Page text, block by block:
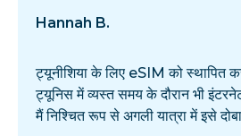
Hannah B.
ट्यूनीशिया के लिए eSIM को स्थापित
ट्यूनिस में व्यस्त समय के दौरान भी
मैं निश्चित रूप से अगली यात्रा में इसे